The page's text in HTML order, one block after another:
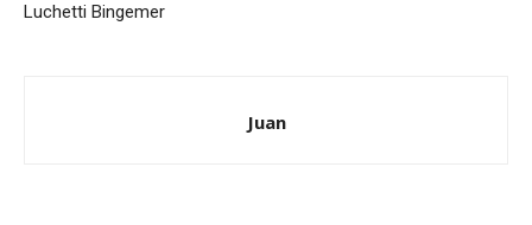
Luchetti Bingemer
Juan